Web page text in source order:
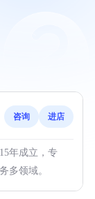
咨询 进店
年成立，专
多领域。